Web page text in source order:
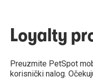
Loyalty
Preuzmite PetSpot
korisnički nalog.